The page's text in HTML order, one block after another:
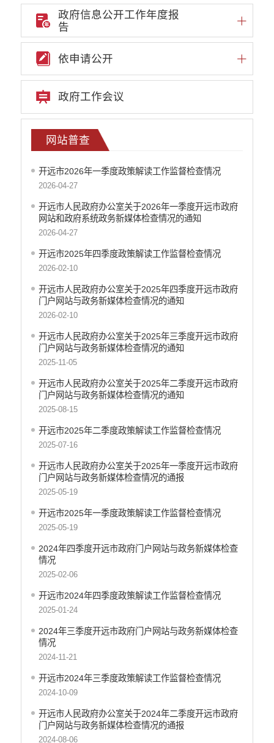
通知公告
人事信息
公示公告
审计公告
网站普查
机构编制
统计信息
公共资源配置
社会公益事业建设
财政信息
政策解读
自然资源政务公开
重点领域信息公开
财政预决算
公务员管理
减税降费
财政资金直达基层
稳岗就业
应急预案
产品质量
涉农补贴
疫情防控
养老服务
规划计划
生态环境
食品药品监管
义务教育
环保督察
医疗卫生
行政许可
政府信息公开工作年度报
告
依申请公开
政府工作会议
网站普查
开远市2026年一季度政策解读工作监督检查情况
2026-04-27
开远市人民政府办公室关于2026年一季度开远市政府
网站和政府系统政务新媒体检查情况的通知
2026-04-27
开远市2025年四季度政策解读工作监督检查情况
2026-02-10
开远市人民政府办公室关于2025年四季度开远市政府
门户网站与政务新媒体检查情况的通知
2026-02-10
开远市人民政府办公室关于2025年三季度开远市政府
门户网站与政务新媒体检查情况的通知
2025-11-05
开远市人民政府办公室关于2025年二季度开远市政府
门户网站与政务新媒体检查情况的通知
2025-08-15
开远市2025年二季度政策解读工作监督检查情况
2025-07-16
开远市人民政府办公室关于2025年一季度开远市政府
门户网站与政务新媒体检查情况的通报
2025-05-19
开远市2025年一季度政策解读工作监督检查情况
2025-05-19
2024年四季度开远市政府门户网站与政务新媒体检查
情况
2025-02-06
开远市2024年四季度政策解读工作监督检查情况
2025-01-24
2024年三季度开远市政府门户网站与政务新媒体检查
情况
2024-11-21
开远市2024年三季度政策解读工作监督检查情况
2024-10-09
开远市人民政府办公室关于2024年二季度开远市政府
门户网站与政务新媒体检查情况的通报
2024-08-06